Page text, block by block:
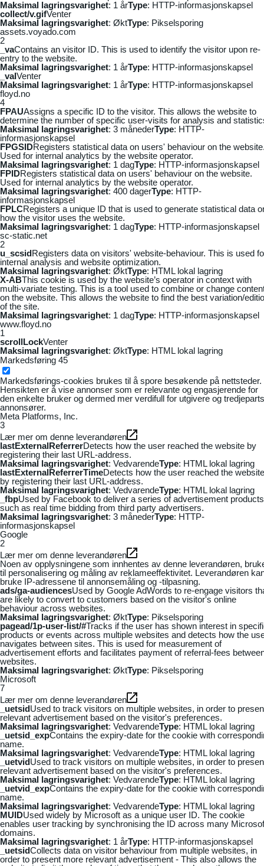
Maksimal lagringsvarighet: 1 årType: HTTP-informasjonskapsel
collect/v.gifVenter
Maksimal lagringsvarighet: ØktType: Pikselsporing
assets.voyado.com
2
_vaContains an visitor ID. This is used to identify the visitor upon re-
entry to the website.
Maksimal lagringsvarighet: 1 årType: HTTP-informasjonskapsel
_vaIVenter
Maksimal lagringsvarighet: 1 årType: HTTP-informasjonskapsel
floyd.no
4
FPAUAssigns a specific ID to the visitor. This allows the website to
determine the number of specific user-visits for analysis and
Maksimal lagringsvarighet: 3 månederType: HTTP-
informasjonskapsel
FPGSIDRegisters statistical data on users' behaviour on the
Used for internal analytics by the website operator.
Maksimal lagringsvarighet: 1 dagType: HTTP-informasjonskapsel
FPIDRegisters statistical data on users' behaviour on the website.
Used for internal analytics by the website operator.
Maksimal lagringsvarighet: 400 dagerType: HTTP-
informasjonskapsel
FPLCRegisters a unique ID that is used to generate statistical data
how the visitor uses the website.
Maksimal lagringsvarighet: 1 dagType: HTTP-informasjonskapsel
sc-static.net
2
u_scsidRegisters data on visitors' website-behaviour. This is used
internal analysis and website optimization.
Maksimal lagringsvarighet: ØktType: HTML lokal lagring
X-ABThis cookie is used by the website’s operator in context with
multi-variate testing. This is a tool used to combine or change
on the website. This allows the website to find the best variation/
of the site.
Maksimal lagringsvarighet: 1 dagType: HTTP-informasjonskapsel
www.floyd.no
1
scrollLockVenter
Maksimal lagringsvarighet: ØktType: HTML lokal lagring
Markedsføring 45
Markedsførings-cookies brukes til å spore besøkende på nettsteder.
Hensikten er å vise annonser som er relevante og engasjerende for
den enkelte bruker og dermed mer verdifull for utgivere og tredjeparts
annonsører.
Meta Platforms, Inc.
3
Lær mer om denne leverandøren
lastExternalReferrerDetects how the user reached the website by
registering their last URL-address.
Maksimal lagringsvarighet: VedvarendeType: HTML lokal lagring
lastExternalReferrerTimeDetects how the user reached the website
by registering their last URL-address.
Maksimal lagringsvarighet: VedvarendeType: HTML lokal lagring
_fbpUsed by Facebook to deliver a series of advertisement products
such as real time bidding from third party advertisers.
Maksimal lagringsvarighet: 3 månederType: HTTP-
informasjonskapsel
Google
2
Lær mer om denne leverandøren
Noen av opplysningene som innhentes av denne leverandøren,
til personalisering og måling av reklameeffektivitet. Leverandøren
bruke IP-adressene til annonsemåling og -tilpasning.
ads/ga-audiencesUsed by Google AdWords to re-engage visitors
are likely to convert to customers based on the visitor's online
behaviour across websites.
Maksimal lagringsvarighet: ØktType: Pikselsporing
pagead/1p-user-list/#Tracks if the user has shown interest in
products or events across multiple websites and detects how the
navigates between sites. This is used for measurement of
advertisement efforts and facilitates payment of referral-fees
websites.
Maksimal lagringsvarighet: ØktType: Pikselsporing
Microsoft
7
Lær mer om denne leverandøren
_uetsidUsed to track visitors on multiple websites, in order to
relevant advertisement based on the visitor's preferences.
Maksimal lagringsvarighet: VedvarendeType: HTML lokal lagring
_uetsid_expContains the expiry-date for the cookie with
name.
Maksimal lagringsvarighet: VedvarendeType: HTML lokal lagring
_uetvidUsed to track visitors on multiple websites, in order to
relevant advertisement based on the visitor's preferences.
Maksimal lagringsvarighet: VedvarendeType: HTML lokal lagring
_uetvid_expContains the expiry-date for the cookie with
name.
Maksimal lagringsvarighet: VedvarendeType: HTML lokal lagring
MUIDUsed widely by Microsoft as a unique user ID. The cookie
enables user tracking by synchronising the ID across many
domains.
Maksimal lagringsvarighet: 1 årType: HTTP-informasjonskapsel
_uetsidCollects data on visitor behaviour from multiple websites, in
order to present more relevant advertisement - This also allows the